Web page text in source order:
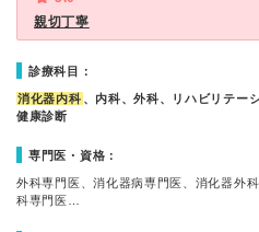
親切丁寧
診療科目：
消化器内科 、内科、外科、リハビリテー
健康診断
専門医・資格：
外科専門医、消化器病専門医、消化器外
科専門医…